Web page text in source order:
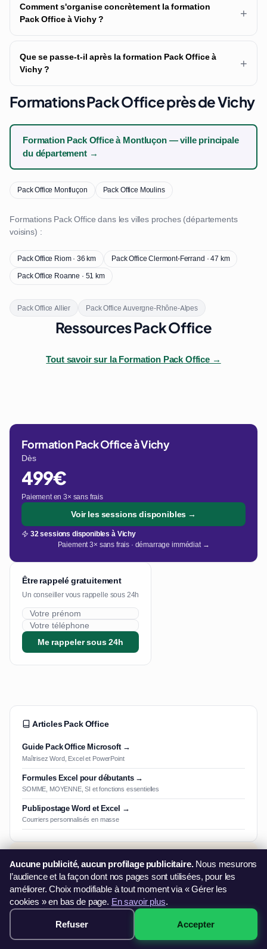
Comment s'organise concrètement la formation
Pack Office à Vichy ?
+
Que se passe-t-il après la formation Pack Office à
Vichy ?
+
Formations Pack Office près de Vichy
Formation Pack Office à Montluçon — ville principale
du département →
Pack Office Montluçon Pack Office Moulins
Formations Pack Office dans les villes proches (départements
voisins) :
Pack Office Riom · 36 km
Pack Office Clermont-Ferrand · 47 km
Pack Office Roanne · 51 km
Pack Office Allier Pack Office Auvergne-Rhône-Alpes
Ressources Pack Office
Tout savoir sur la Formation Pack Office →
Formation Pack Office à Vichy
Dès
499€
Paiement en 3× sans frais
Voir les sessions disponibles →
32 sessions disponibles à Vichy
Paiement 3× sans frais · démarrage immédiat →
Être rappelé gratuitement
Un conseiller vous rappelle sous 24h
Me rappeler sous 24h
Articles Pack Office
Guide Pack Office Microsoft →
Maîtrisez Word, Excel et PowerPoint
Formules Excel pour débutants →
SOMME, MOYENNE, SI et fonctions essentielles
Publipostage Word et Excel →
Courriers personnalisés en masse
Paiement & financement
Payez en 3× sans frais · Démarrage immédiat · Sans dossier
Aussi éligible France Travail
Travailleur indépendant ? Découvrez leFIFPL(libéraux) ou le
499€ · Voir les sessions →
Aucune publicité, aucun profilage publicitaire.Nous mesurons
l’audience et la façon dont nos pages sont utilisées, pour les
améliorer. Choix modifiable à tout moment via « Gérer les
cookies » en bas de page. En savoir plus.
Refuser Accepter